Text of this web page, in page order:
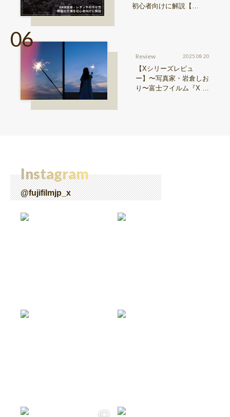
初心者向けに解説【Sn
Review 2025.08.20
【Xシリーズレビュ
ー】〜写真家・岩倉しお
り〜富士フイルム『X ha
Instagram
@fujifilmjp_x